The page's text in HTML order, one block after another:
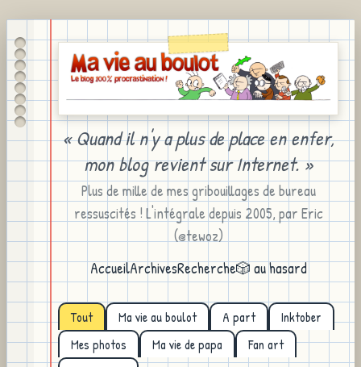
« Quand il n'y a plus de place en enfer,
mon blog revient sur Internet. »
Plus de mille de mes gribouillages de bureau
ressuscités ! L'intégrale depuis 2005, par Eric
(@tewoz)
AccueilArchivesRecherche🎲 au hasard
Tout Ma vie au boulot A part
Inktober
Mes photos
Ma vie de papa
Fan art